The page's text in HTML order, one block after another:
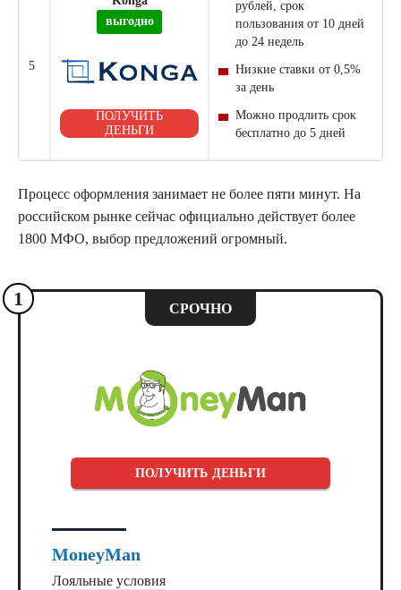
5
выгодно
ПОЛУЧИТЬ
ДЕНЬГИ
рублей, срок
пользования от 10 дней
до 24 недель
Низкие ставки от 0,5%
за день
Можно продлить срок
бесплатно до 5 дней
Процесс оформления занимает не более пяти минут. На
российском рынке сейчас официально действует более
1800 МФО, выбор предложений огромный.
СРОЧНО
1
ПОЛУЧИТЬ ДЕНЬГИ
MoneyMan
Лояльные условия